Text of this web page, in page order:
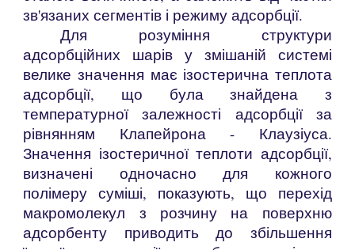
зв'язаних сегментів і режиму адсорбції.
Для розуміння структури
адсорбційних шарів у змішаній системі
велике значення має ізостерична теплота
адсорбції, що була знайдена з
температурної залежності адсорбції за
рівнянням Клапейрона - Клаузіуса.
Значення ізостеричної теплоти адсорбції,
визначені одночасно для кожного
полімеру суміші, показують, що перехід
макромолекул з розчину на поверхню
адсорбенту приводить до збільшення